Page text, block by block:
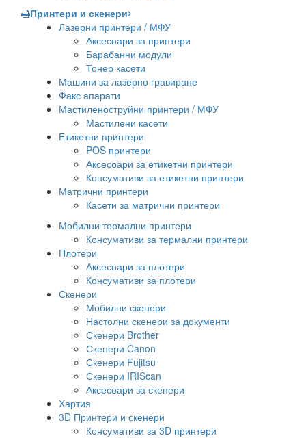
Принтери и скенери
Лазерни принтери / МФУ
Аксесоари за принтери
Барабанни модули
Тонер касети
Машини за лазерно гравиране
Факс апарати
Мастиленоструйни принтери / МФУ
Мастилени касети
Етикетни принтери
POS принтери
Аксесоари за етикетни принтери
Консумативи за етикетни принтери
Матрични принтери
Касети за матрични принтери
Мобилни термални принтери
Консумативи за термални принтери
Плотери
Аксесоари за плотери
Консумативи за плотери
Скенери
Мобилни скенери
Настолни скенери за документи
Скенери Brother
Скенери Canon
Скенери Fujitsu
Скенери IRIScan
Аксесоари за скенери
Хартия
3D Принтери и скенери
Консумативи за 3D принтери